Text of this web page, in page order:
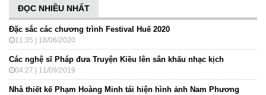
ĐỌC NHIỀU NHẤT
Đặc sắc các chương trình Festival Huế 2020
11:35 | 18/06/2020
Các nghệ sĩ Pháp đưa Truyện Kiều lên sân khấu nhạc kịch
04:27 | 11/09/2019
Nhà thiết kế Phạm Hoàng Minh tái hiện hình ảnh Nam Phương